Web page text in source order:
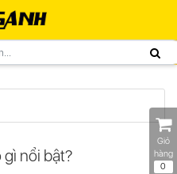
Giỏ
hàng
0
nổi bật?